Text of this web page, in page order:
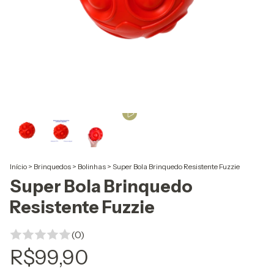
Início > Brinquedos > Bolinhas > Super Bola Brinquedo Resistente Fuzzie
Super Bola Brinquedo
Resistente Fuzzie
(0)
R$99,90